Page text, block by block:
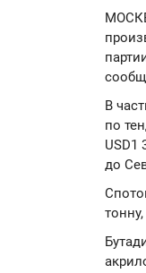
В
по
USD1
до